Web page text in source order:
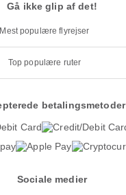
Gå ikke glip af det!
Mest populære flyrejser
Top populære ruter
betalingsmetoder
Sociale medier